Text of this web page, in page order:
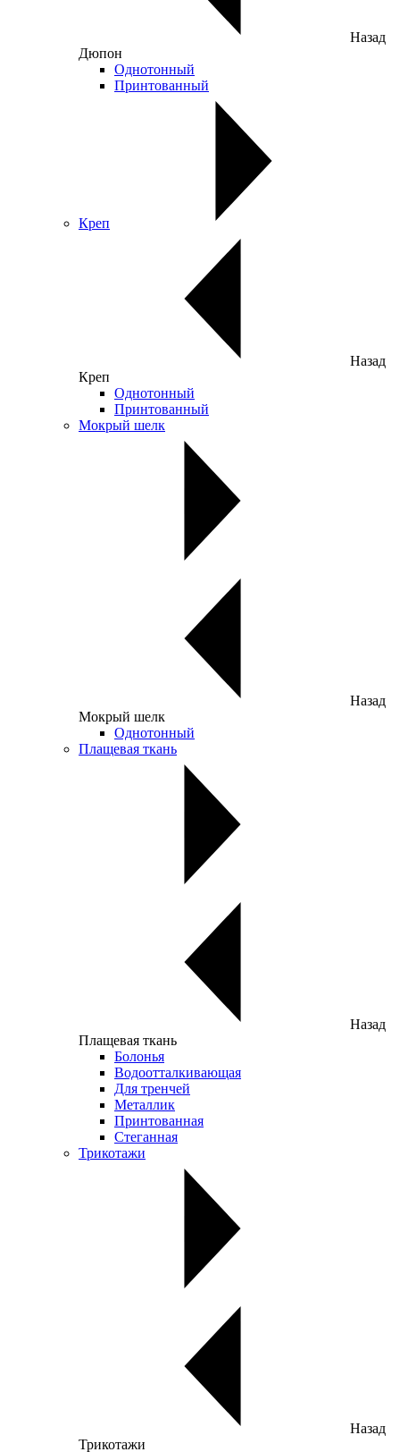
Назад
Дюпон
Однотонный
Принтованный
Креп
Назад
Креп
Однотонный
Принтованный
Мокрый шелк
Назад
Мокрый шелк
Однотонный
Плащевая ткань
Назад
Плащевая ткань
Болонья
Водоотталкивающая
Для тренчей
Металлик
Принтованная
Стеганная
Трикотажи
Назад
Трикотажи